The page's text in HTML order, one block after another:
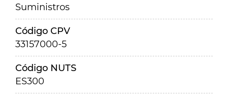
Suministros
Código CPV
33157000-5
Código NUTS
ES300